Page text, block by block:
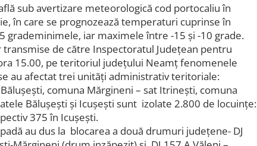
sub avertizare meteorologică cod portocaliu în
în care se prognozează temperaturi cuprinse în
grademinimele, iar maximele între -15 și -10 grade.
de către Inspectoratul Județean pentru
15.00, pe teritoriul județului Neamț fenomenele
au afectat trei unități administrativ teritoriale:
comuna Mărgineni – sat Itrinești, comuna
Bălușești și Icușești sunt izolate 2.800 de locuințe:
375 în Icușești.
au dus la blocarea a două drumuri județene- DJ